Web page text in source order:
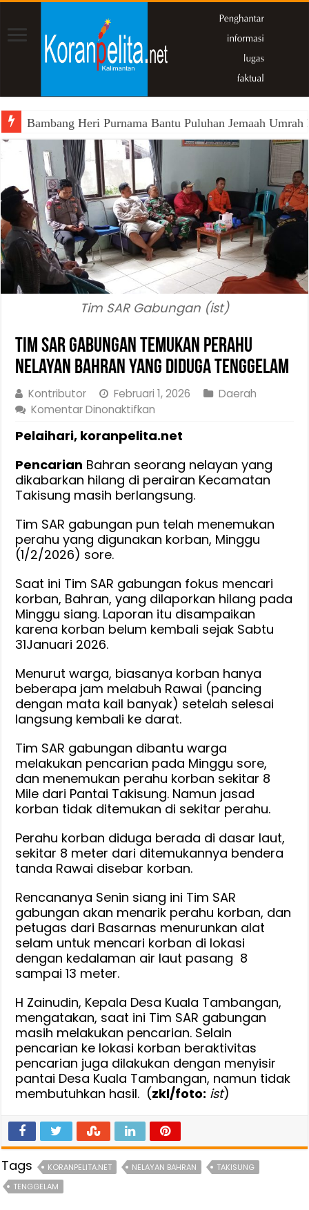
Bambang Heri Purnama Bantu Puluhan Jemaah
Tim SAR Gabungan (ist)
Tim SAR Gabungan Temukan Perahu
Nelayan Bahran Yang Diduga Tenggelam
Kontributor Februari 1, 2026
Daerah
Komentar Dinonaktifkan
SAR
Temukan
Perahu
Nelayan
Bahran
Yang
Pelaihari, koranpelita.net
Pencarian Bahran seorang nelayan yang
dikabarkan hilang di perairan Kecamatan
Takisung masih berlangsung.
Tim SAR gabungan pun telah menemukan
perahu yang digunakan korban, Minggu
(1/2/2026) sore.
Saat ini Tim SAR gabungan fokus mencari
korban, Bahran, yang dilaporkan hilang pada
Minggu siang. Laporan itu disampaikan
karena korban belum kembali sejak Sabtu
31Januari 2026.
Menurut warga, biasanya korban hanya
beberapa jam melabuh Rawai (pancing
dengan mata kail banyak) setelah selesai
langsung kembali ke darat.
Tim SAR gabungan dibantu warga
melakukan pencarian pada Minggu sore,
dan menemukan perahu korban sekitar 8
Mile dari Pantai Takisung. Namun jasad
korban tidak ditemukan di sekitar perahu.
Perahu korban diduga berada di dasar laut,
sekitar 8 meter dari ditemukannya bendera
tanda Rawai disebar korban.
Rencananya Senin siang ini Tim SAR
gabungan akan menarik perahu korban, dan
petugas dari Basarnas menurunkan alat
selam untuk mencari korban di lokasi
dengan kedalaman air laut pasang 8
sampai 13 meter.
H Zainudin, Kepala Desa Kuala Tambangan,
mengatakan, saat ini Tim SAR gabungan
masih melakukan pencarian. Selain
pencarian ke lokasi korban beraktivitas
pencarian juga dilakukan dengan menyisir
pantai Desa Kuala Tambangan, namun tidak
membutuhkan hasil. (zkl/foto: ist)
Tags KORANPELITA.NET NELAYAN BAHRAN
TAKISUNG
TENGGELAM